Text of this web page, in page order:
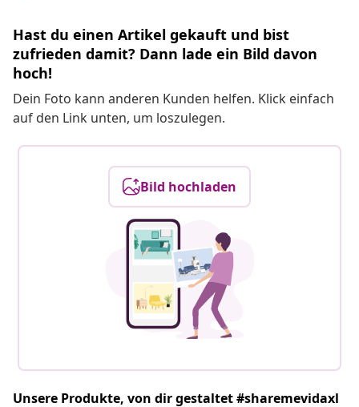
Hast du einen Artikel gekauft und bist
zufrieden damit? Dann lade ein Bild davon
hoch!
Dein Foto kann anderen Kunden helfen. Klick einfach
auf den Link unten, um loszulegen.
Bild hochladen
Unsere Produkte, von dir gestaltet #sharemevidaxl